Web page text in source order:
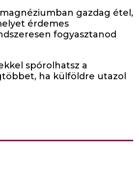
magnéziumban gazdag étel,
érdemes
fogyasztanod
spórolhatsz a
ha külföldre utazol